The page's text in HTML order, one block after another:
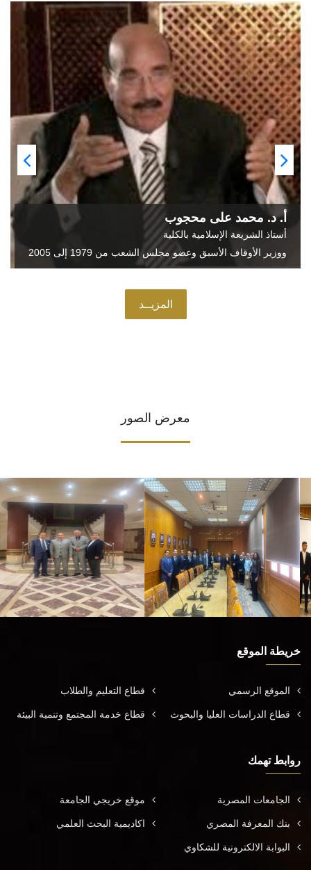
أ. د. محمد على محجوب
أستاذ الشريعة الإسلامية بالكلية
ووزير الأوقاف الأسبق وعضو مجلس الشعب من 1979 إلى 2005
المزيــد
معرض الصور
خريطة الموقع
الموقع الرسمي قطاع التعليم والطلاب
قطاع الدراسات العليا والبحوث قطاع خدمة المجتمع وتنمية البيئة
روابط تهمك
الجامعات المصرية موقع خريجي الجامعة
بنك المعرفة المصري اكاديمية البحث العلمي
البوابة الالكترونية للشكاوي